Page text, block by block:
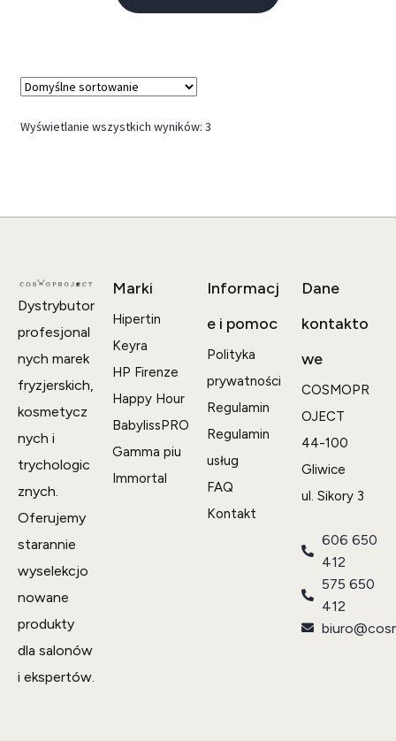
Wyświetlanie wszystkich wyników: 3
Dystrybutor
profesjonal
nych marek
fryzjerskich,
kosmetycz
nych i
trychologic
znych.
Oferujemy
starannie
wyselekcjo
nowane
produkty
dla salonów
i ekspertów.
Marki
Hipertin
Keyra
HP Firenze
Happy Hour
BabylissPRO
Gamma piu
Immortal
Informacj
e i pomoc
Polityka
prywatności
Regulamin
Regulamin
usług
FAQ
Kontakt
Dane
kontakto
we
COSMOPR
OJECT
44-100
Gliwice
ul. Sikory 3
606 650
412
575 650
412